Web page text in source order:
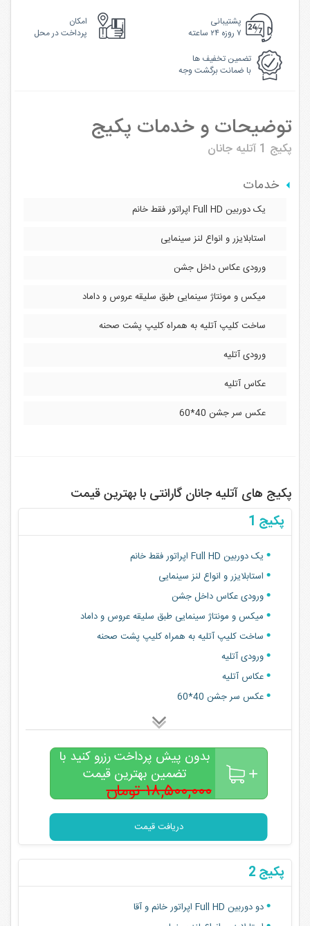
پشتیبانی
۷ روزه ۲۴ ساعته
امکان
پرداخت در محل
تضمین تخفیف ها
با ضمانت برگشت وجه
توضیحات و خدمات پکیج
پکیج 1 آتلیه جانان
خدمات
یک دوربین Full HD اپراتور فقط خانم
استابلایزر و انواع لنز سینمایی
ورودی عکاس داخل جشن
میکس و مونتاژ سینمایی طبق سلیقه عروس و داماد
ساخت کلیپ آتلیه به همراه کلیپ پشت صحنه
ورودی آتلیه
عکاس آتلیه
عکس سر جشن 40*60
پکیج های آتلیه جانان گارانتی با بهترین قیمت
پکیج 1
یک دوربین Full HD اپراتور فقط خانم
استابلایزر و انواع لنز سینمایی
ورودی عکاس داخل جشن
میکس و مونتاژ سینمایی طبق سلیقه عروس و داماد
ساخت کلیپ آتلیه به همراه کلیپ پشت صحنه
ورودی آتلیه
عکاس آتلیه
عکس سر جشن 40*60
بدون پیش پرداخت رزرو کنید با
تضمین بهترین قیمت
۱۸,۵۰۰,۰۰۰ تومان
۱۵,۰۰۰,۰۰۰تومان
دریافت قیمت
پکیج 2
دو دوربین Full HD اپراتور خانم و آقا